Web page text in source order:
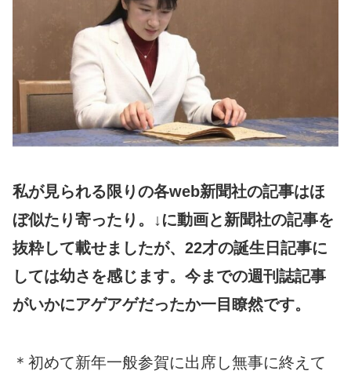
私が見られる限りの各web新聞社の記事はほ
ぼ似たり寄ったり。↓に動画と新聞社の記事を
抜粋して載せましたが、22才の誕生日記事に
しては幼さを感じます。今までの週刊誌記事
がいかにアゲアゲだったか一目瞭然です。
＊初めて新年一般参賀に出席し無事に終えて